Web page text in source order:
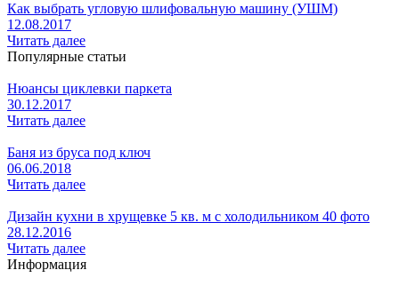
Как выбрать угловую шлифовальную машину (УШМ)
12.08.2017
Читать далее
Популярные статьи
Нюансы циклевки паркета
30.12.2017
Читать далее
Баня из бруса под ключ
06.06.2018
Читать далее
Дизайн кухни в хрущевке 5 кв. м с холодильником 40 фото
28.12.2016
Читать далее
Информация